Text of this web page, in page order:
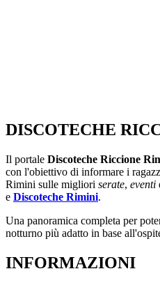
DISCOTECHE
Il portale Discoteche Riccione
con l'obiettivo di informare i
Rimini sulle migliori serate, eventi
e Discoteche Rimini.
Una panoramica completa per
notturno più adatto in base
INFORMAZIONI